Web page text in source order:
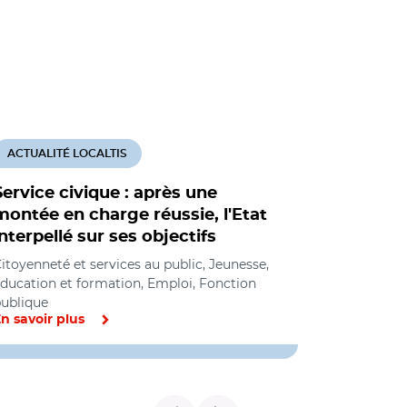
civique : après une
en charge réussie, l'Etat
sur ses objectifs
ACTUALITÉ LOCALTIS
et services au public, Jeunesse,
et formation, Emploi, Fonction
savoir plus